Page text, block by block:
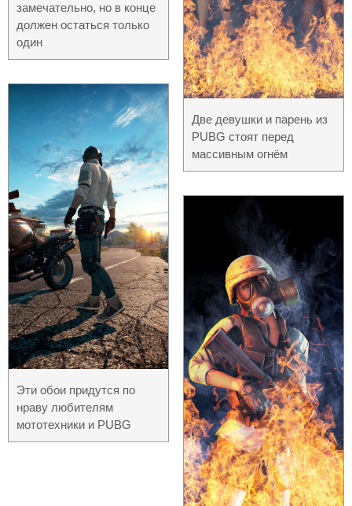
замечательно, но в конце
должен остаться только
один
Эти обои придутся по
нраву любителям
мототехники и PUBG
Две девушки и парень из
PUBG стоят перед
массивным огнём